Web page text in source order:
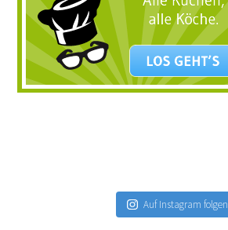
Auf Instagram folgen